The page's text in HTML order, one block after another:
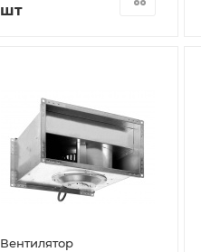
шт
Вентилятор